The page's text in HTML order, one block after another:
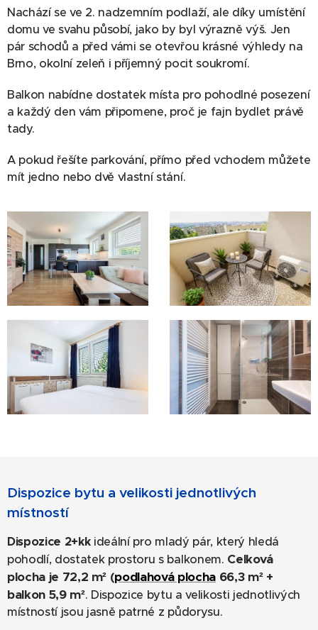
Nachází se ve 2. nadzemním podlaží, ale díky umístění
domu ve svahu působí, jako by byl výrazně výš. Jen
pár schodů a před vámi se otevřou krásné výhledy na
Brno, okolní zeleň i příjemný pocit soukromí.
Balkon nabídne dostatek místa pro pohodlné posezení
a každý den vám připomene, proč je fajn bydlet právě
tady.
A pokud řešíte parkování, přímo před vchodem můžete
mít jedno nebo dvě vlastní stání.
Dispozice bytu a velikosti jednotlivých
místností
Dispozice 2+kkideální pro mladý pár, který hledá
pohodlí, dostatek prostoru s balkonem. Celková
plocha je 72,2 m² (podlahová plocha66,3m² +
balkon 5,9 m². Dispozice bytu a velikosti jednotlivých
místností jsou jasně patrné z půdorysu.